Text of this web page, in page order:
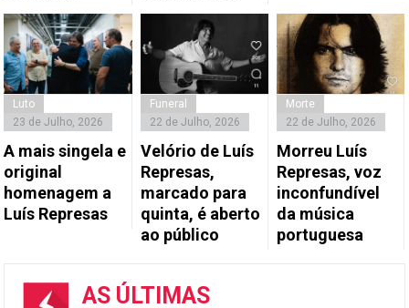
Luto
23 de Julho, 2026
A mais singela e
original
homenagem a
Luís Represas
Funeral
22 de Julho, 2026
Velório de Luís
Represas,
marcado para
quinta, é aberto
ao público
Morte
22 de Julho, 2026
Morreu Luís
Represas, voz
inconfundível
da música
portuguesa
AS ÚLTIMAS